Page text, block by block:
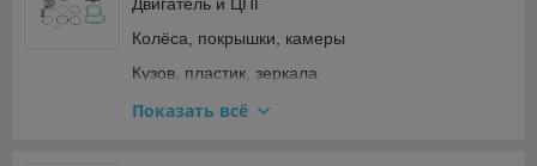
Топливная система и карбюратор
Фильтры
Шины и цепи для бензопил
Колёса, покрышки, камеры
Кузов, пластик, зеркала
Освещение и поворотники
Показать всё